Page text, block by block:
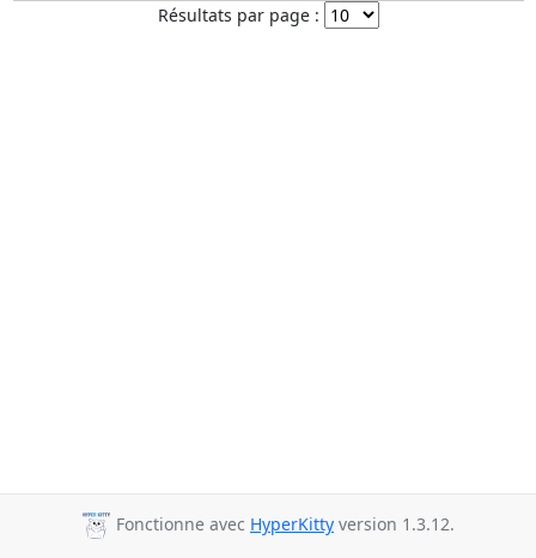
Résultats par page :
Fonctionne avec HyperKitty version 1.3.12.